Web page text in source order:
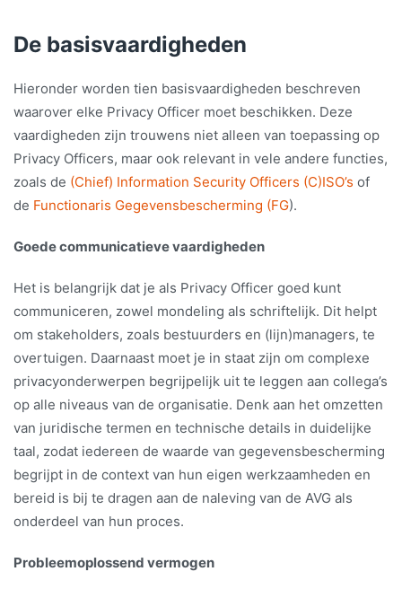
De basisvaardigheden
Hieronder worden tien basisvaardigheden beschreven
waarover elke Privacy Officer moet beschikken. Deze
vaardigheden zijn trouwens niet alleen van toepassing op
Privacy Officers, maar ook relevant in vele andere functies,
zoals de (Chief) Information Security Officers (C)ISO’s of
de Functionaris Gegevensbescherming (FG).
Goede communicatieve vaardigheden
Het is belangrijk dat je als Privacy Officer goed kunt
communiceren, zowel mondeling als schriftelijk. Dit helpt
om stakeholders, zoals bestuurders en (lijn)managers, te
overtuigen. Daarnaast moet je in staat zijn om complexe
privacyonderwerpen begrijpelijk uit te leggen aan collega’s
op alle niveaus van de organisatie. Denk aan het omzetten
van juridische termen en technische details in duidelijke
taal, zodat iedereen de waarde van gegevensbescherming
begrijpt in de context van hun eigen werkzaamheden en
bereid is bij te dragen aan de naleving van de AVG als
onderdeel van hun proces.
Probleemoplossend vermogen